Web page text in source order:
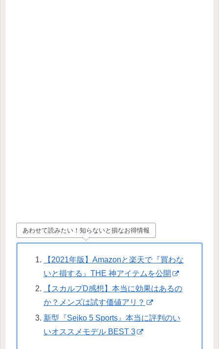
あわせて読みたい！知らないと損なお得情報
【2021年版】Amazonと楽天で『買わな
いと損する』THE 神アイテムを公開
【スカルプD感想】本当に効果はあるの
か？メンズは試す価値アリ？
新型『Seiko 5 Sports』本当に評判のい
いオススメモデル BEST 3